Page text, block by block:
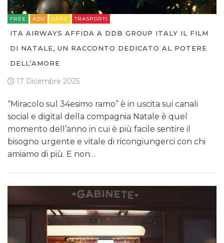
FREE ADV GARE TRASPORTI
ITA AIRWAYS AFFIDA A DDB GROUP ITALY IL FILM
DI NATALE, UN RACCONTO DEDICATO AL POTERE
DELL’AMORE
17 Dicembre 2025
“Miracolo sul 34esimo ramo” è in uscita sui canali
social e digital della compagnia Natale è quel
momento dell’anno in cui è più facile sentire il
bisogno urgente e vitale di ricongiungerci con chi
amiamo di più. E non…